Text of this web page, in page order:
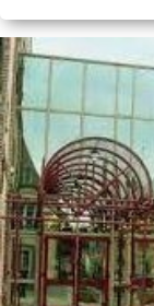
légende du bout
monstres Toy